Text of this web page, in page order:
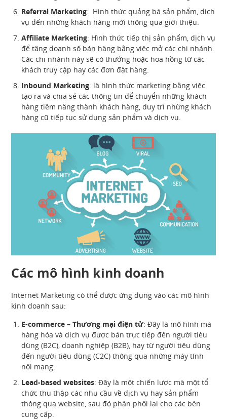
Referral Marketing: Hình thức quảng bá sản phẩm, dịch
vụ đến những khách hàng mới thông qua giới thiệu.
Affiliate Marketing: Hình thức tiếp thị sản phẩm, dịch vụ
để tăng doanh số bán hàng bằng việc mở các chi nhánh.
Các chi nhánh này sẽ có thưởng hoặc hoa hồng từ các
khách truy cập hay các đơn đặt hàng.
Inbound Marketing: là hình thức marketing bằng việc
tạo ra và chia sẻ các thông tin để chuyển những khách
hàng tiềm năng thành khách hàng, duy trì những khách
hàng cũ tiếp tục sử dụng sản phẩm và dịch vụ.
Các mô hình kinh doanh
Internet Marketing có thể được ứng dụng vào các mô hình
kinh doanh sau:
E-commerce – Thương mại điện tử: Đây là mô hình mà
hàng hóa và dịch vụ được bán trực tiếp đến người tiêu
dùng (B2C), doanh nghiệp (B2B), hay từ người tiêu dùng
đến người tiêu dùng (C2C) thông qua những máy tính
nối mạng.
Lead-based websites: Đây là một chiến lược mà một tổ
chức thu thập các nhu cầu về dịch vụ hay sản phẩm
thông qua website, sau đó phân phối lại cho các bên
cung cấp.